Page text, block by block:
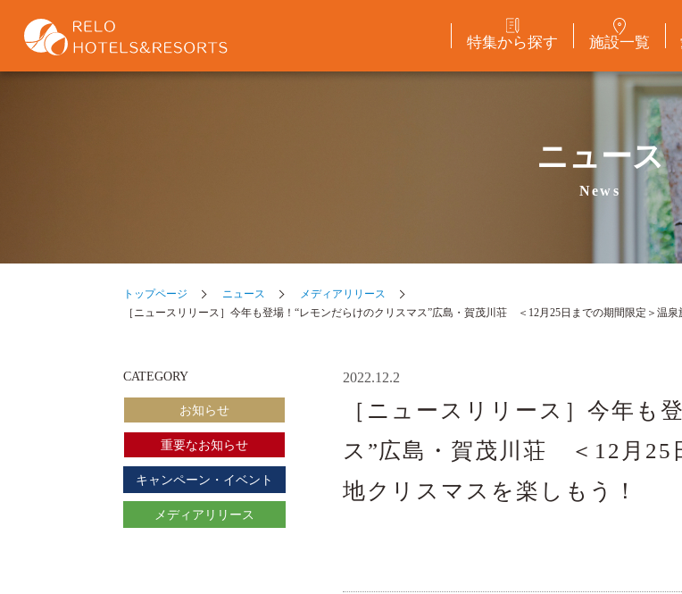
特集から探す 施設一覧
ニュース
News
トップページ ニュース
メディアリリース
［ニュースリリース］今年も登場！“レモンだらけのクリスマス”広島・賀茂川荘 ＜12月25日までの期間限定＞温
2022.12.2
［ニュースリリース］今年も
ス”広島・賀茂川荘 ＜12月25
地クリスマスを楽しもう！
CATEGORY
お知らせ
重要なお知らせ
キャンペーン・イベント
メディアリリース